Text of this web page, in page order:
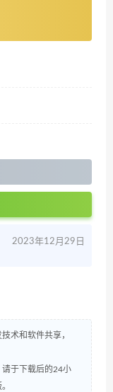
2023年12月29日
术和软件共享，
于下载后的24小